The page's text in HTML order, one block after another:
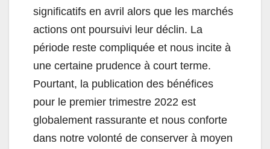
significatifs en avril alors que les marchés
actions ont poursuivi leur déclin. La
période reste compliquée et nous incite à
une certaine prudence à court terme.
Pourtant, la publication des bénéfices
pour le premier trimestre 2022 est
globalement rassurante et nous conforte
dans notre volonté de conserver à moyen